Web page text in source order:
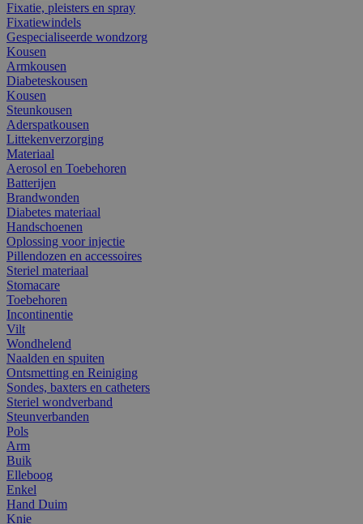
Fixatie, pleisters en spray
Fixatiewindels
Gespecialiseerde wondzorg
Kousen
Armkousen
Diabeteskousen
Kousen
Steunkousen
Aderspatkousen
Littekenverzorging
Materiaal
Aerosol en Toebehoren
Batterijen
Brandwonden
Diabetes materiaal
Handschoenen
Oplossing voor injectie
Pillendozen en accessoires
Steriel materiaal
Stomacare
Toebehoren
Incontinentie
Vilt
Wondhelend
Naalden en spuiten
Ontsmetting en Reiniging
Sondes, baxters en catheters
Steriel wondverband
Steunverbanden
Pols
Arm
Buik
Elleboog
Enkel
Hand Duim
Knie